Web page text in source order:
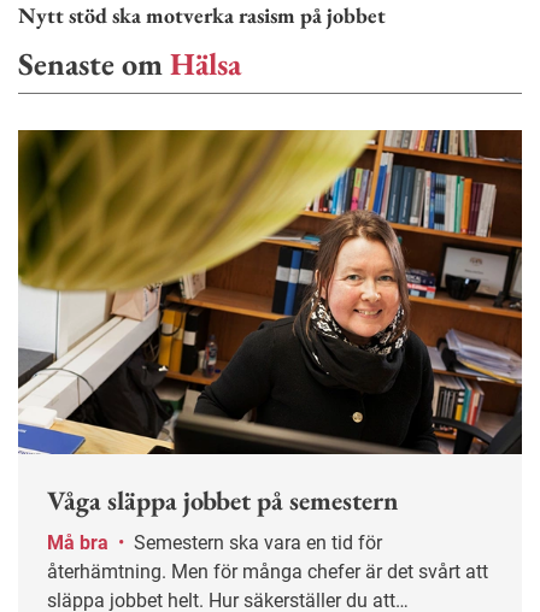
Nytt stöd ska motverka rasism på jobbet
Senaste omHälsa
Våga släppa jobbet på semestern
Må bra •
återhämtning. Men för många chefer är det svårt att
släppa jobbet helt. Hur säkerställer du att